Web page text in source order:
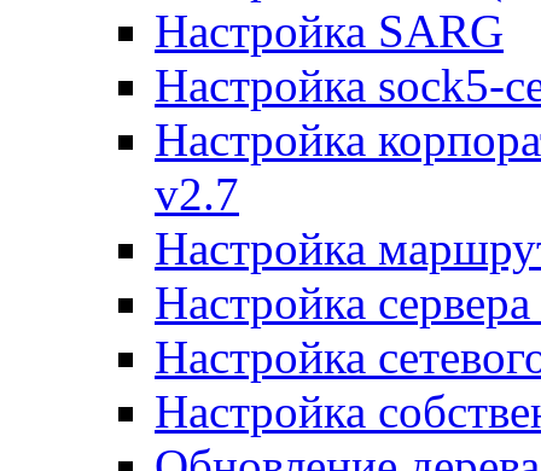
Настройка SARG
Настройка sock5-
Настройка
v2.7
Настройка
Настройка
Настройка
Настройка